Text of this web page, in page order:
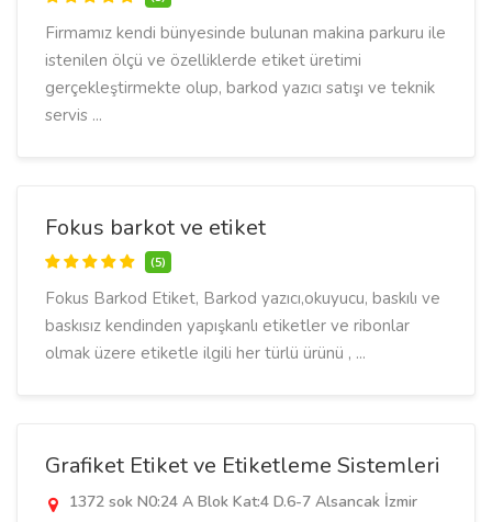
Firmamız kendi bünyesinde bulunan makina parkuru ile
istenilen ölçü ve özelliklerde etiket üretimi
gerçekleştirmekte olup, barkod yazıcı satışı ve teknik
servis ...
Fokus barkot ve etiket
(5)
Fokus Barkod Etiket, Barkod yazıcı,okuyucu, baskılı ve
baskısız kendinden yapışkanlı etiketler ve ribonlar
olmak üzere etiketle ilgili her türlü ürünü , ...
Grafiket Etiket ve Etiketleme Sistemleri
1372 sok N0:24 A Blok Kat:4 D.6-7 Alsancak İzmir